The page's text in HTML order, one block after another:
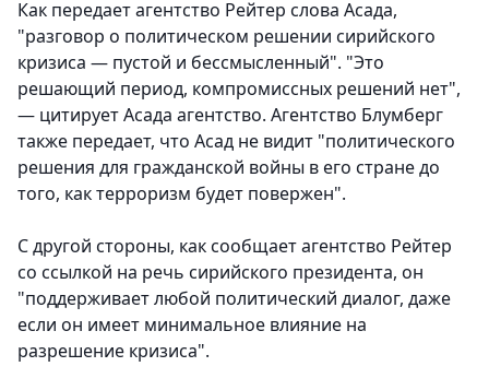
Как передает агентство Рейтер слова Асада,
"разговор о политическом решении сирийского
кризиса — пустой и бессмысленный". "Это
решающий период, компромиссных решений нет",
— цитирует Асада агентство. Агентство Блумберг
также передает, что Асад не видит "политического
решения для гражданской войны в его стране до
того, как терроризм будет повержен".
С другой стороны, как сообщает агентство Рейтер
со ссылкой на речь сирийского президента, он
"поддерживает любой политический диалог, даже
если он имеет минимальное влияние на
разрешение кризиса".